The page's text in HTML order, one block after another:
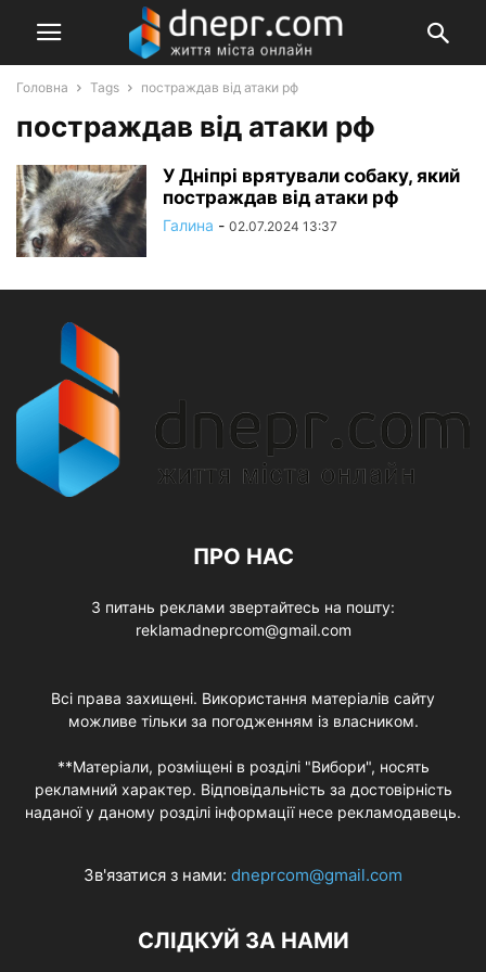
Головна Tags постраждав від атаки рф
постраждав від атаки рф
У Дніпрі врятували собаку, який
постраждав від атаки рф
Галина - 02.07.2024 13:37
ПРО НАС
З питань реклами звертайтесь на пошту:
reklamadneprcom@gmail.com
Всі права захищені. Використання матеріалів сайту
можливе тільки за погодженням із власником.
**Матеріали, розміщені в розділі "Вибори", носять
рекламний характер. Відповідальність за достовірність
наданої у даному розділі інформації несе рекламодавець.
Зв'язатися з нами: dneprcom@gmail.com
СЛІДКУЙ ЗА НАМИ